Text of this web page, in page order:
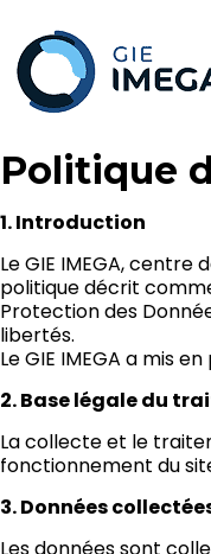
Politique
1. Introduction
Le GIE IMEGA,
politique décrit
Protection des
libertés.
Le GIE IMEGA a mis
2. Base légale du
La collecte et le
fonctionnement du
3. Données